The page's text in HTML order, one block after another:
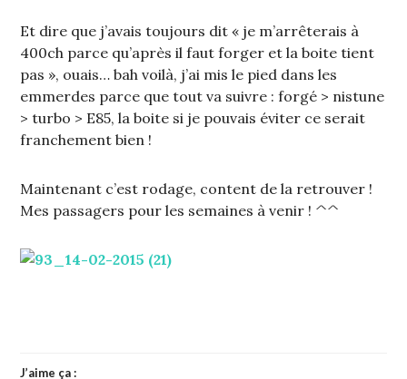
Et dire que j’avais toujours dit « je m’arrêterais à
400ch parce qu’après il faut forger et la boite tient
pas », ouais… bah voilà, j’ai mis le pied dans les
emmerdes parce que tout va suivre : forgé > nistune
> turbo > E85, la boite si je pouvais éviter ce serait
franchement bien !
Maintenant c’est rodage, content de la retrouver !
Mes passagers pour les semaines à venir ! ^^
J’aime ça :